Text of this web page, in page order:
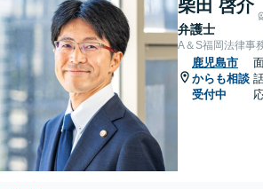
柴田 啓介
弁護士
A＆S福岡法律事
鹿児島市
からも相談
受付中